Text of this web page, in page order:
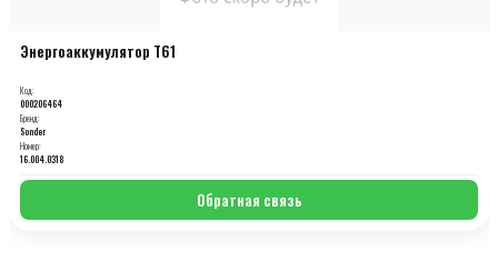
Энергоаккумулятор T61
Код:
000206464
Бренд:
Sonder
Номер:
16.004.0318
Обратная связь